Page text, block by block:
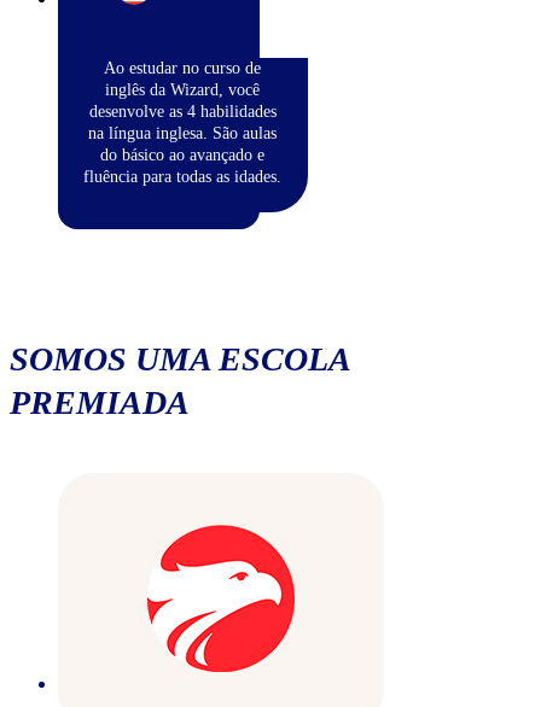
Ao estudar no curso de
inglês da Wizard, você
desenvolve as 4 habilidades
na língua inglesa. São aulas
do básico ao avançado e
fluência para todas as idades.
SOMOS UMA ESCOLA
PREMIADA